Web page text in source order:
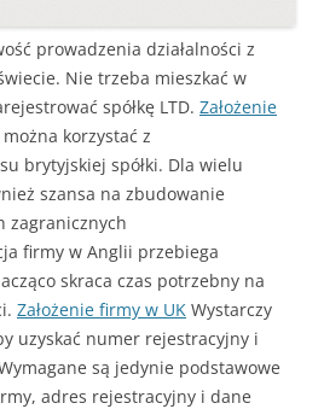
prowadzenia działalności z
Nie trzeba mieszkać w
spółkę LTD. Założenie
korzystać z
brytyjskiej spółki. Dla wielu
szansa na zbudowanie
zagranicznych
firmy w Anglii przebiega
skraca czas potrzebny na
Założenie firmy w UK Wystarczy
uzyskać numer rejestracyjny i
są jedynie podstawowe
adres rejestracyjny i dane